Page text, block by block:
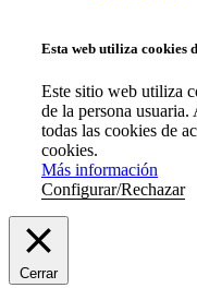
Esta web utiliza cookies
Este sitio web utiliza
de la persona
todas las cookies de
cookies.
Más información
Configurar/Rechazar
Cerrar